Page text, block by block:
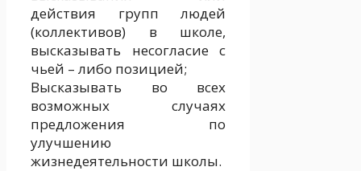
действия групп людей
(коллективов) в школе,
высказывать несогласие с
чьей – либо позицией;
Высказывать во всех
возможных случаях
предложения по
улучшению
жизнедеятельности школы.